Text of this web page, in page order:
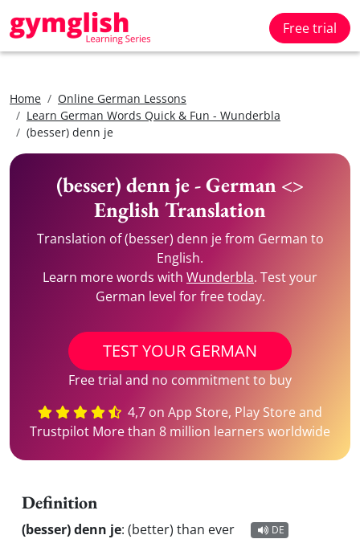
Free trial
Home
Online German Lessons
Learn German Words Quick & Fun - Wunderbla
(besser) denn je
(besser) denn je - German <>
English Translation
Translation of (besser) denn je from German to
English.
Learn more words with Wunderbla. Test your
German level for free today.
TEST YOUR GERMAN
Free trial and no commitment to buy
4,7 on App Store, Play Store and
Trustpilot More than 8 million learners worldwide
Definition
(besser) denn je: (better) than ever DE